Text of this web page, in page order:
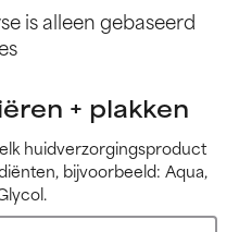
is alleen gebaseerd
+ plakken
huidverzorgingsproduct
bijvoorbeeld: Aqua,